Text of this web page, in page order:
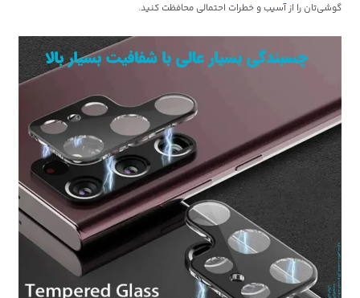
گوشی‌تان را از آسیب و خطرات احتمالی محافظت کنید.